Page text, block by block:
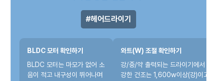
헤어드라이기
BLDC 모터 확인하기
BLDC 모터는 마모가 없어 소
음이 적고 내구성이 뛰어나며
와트(W) 조절 확인하기
강/중/약 출력되는 드라이기에서
강한 건조는 1,600w이상(강)이고